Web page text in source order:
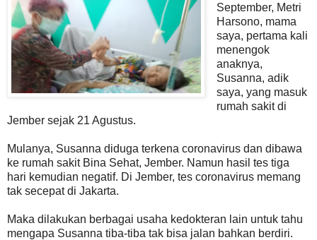
September, Metri
Harsono, mama
saya, pertama kali
menengok
anaknya,
Susanna, adik
saya, yang masuk
rumah sakit di
Jember sejak 21 Agustus.
Mulanya, Susanna diduga terkena coronavirus dan dibawa
ke rumah sakit Bina Sehat, Jember. Namun hasil tes tiga
hari kemudian negatif. Di Jember, tes coronavirus memang
tak secepat di Jakarta.
Maka dilakukan berbagai usaha kedokteran lain untuk tahu
mengapa Susanna tiba-tiba tak bisa jalan bahkan berdiri.